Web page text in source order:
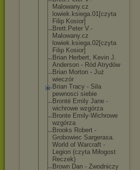
Malowany.cz
lowiek.ksiega.01[czyta
Filip Kosior]
Brett.Peter V.-
Malowany.cz
lowiek.ksiega.02[czyta
Filip Kosior]
Brian Herbert, Kevin J.
Anderson - Ród Atrydów
Brian Morton - Już
wieczór
Brian Tracy - Sila
pewnosci siebie
Brontë Emily Jane -
wichrowe wzgórza
Bronte Emily-Wichrowe
wzgórza
Brooks Robert -
Grobowiec Sargerasa.
World of Warcraft -
Legion (czyta Miłogost
Reczek)
Brown Dan - Zwodniczy